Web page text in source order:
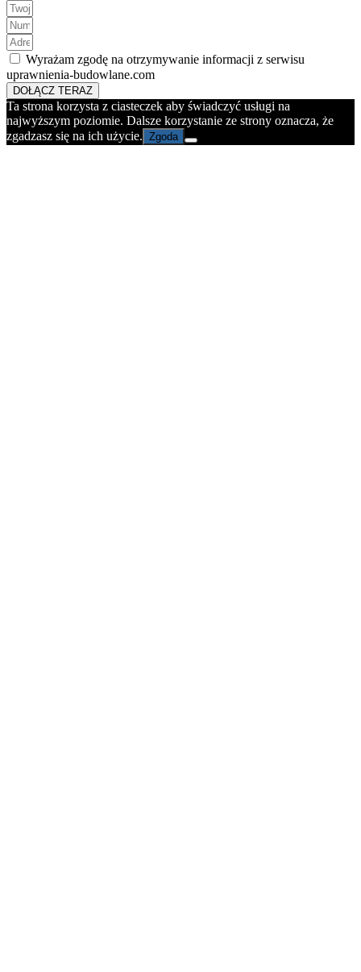
Wyrażam zgodę na otrzymywanie informacji z serwisu
uprawnienia-budowlane.com
DOŁĄCZ TERAZ
Ta strona korzysta z ciasteczek aby świadczyć usługi na
najwyższym poziomie. Dalsze korzystanie ze strony oznacza, że
zgadzasz się na ich użycie. Zgoda